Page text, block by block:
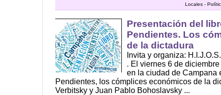
Locales -
Presentación del
Pendientes. Los
de la dictadura
Invita y organiza:
. El viernes 6 de
en la ciudad de Campana
Pendientes, los cómplices económicos de la
Verbitsky y Juan Pablo Bohoslavsky ...